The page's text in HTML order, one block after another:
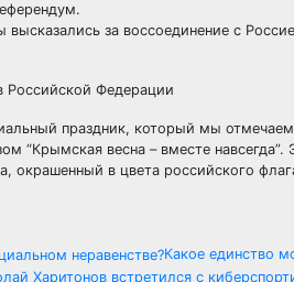
высказались за воссоединение с
Российской Федерации
праздник, который мы
“Крымская весна – вместе
окрашенный в цвета российского
Какое единство